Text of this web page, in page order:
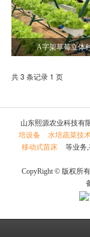
A字架草莓立体
共 3 条记录 1 页
山东熙源农业科技有
培设备
水培蔬菜技
移动式苗床
等业务
CopyRight © 版权所